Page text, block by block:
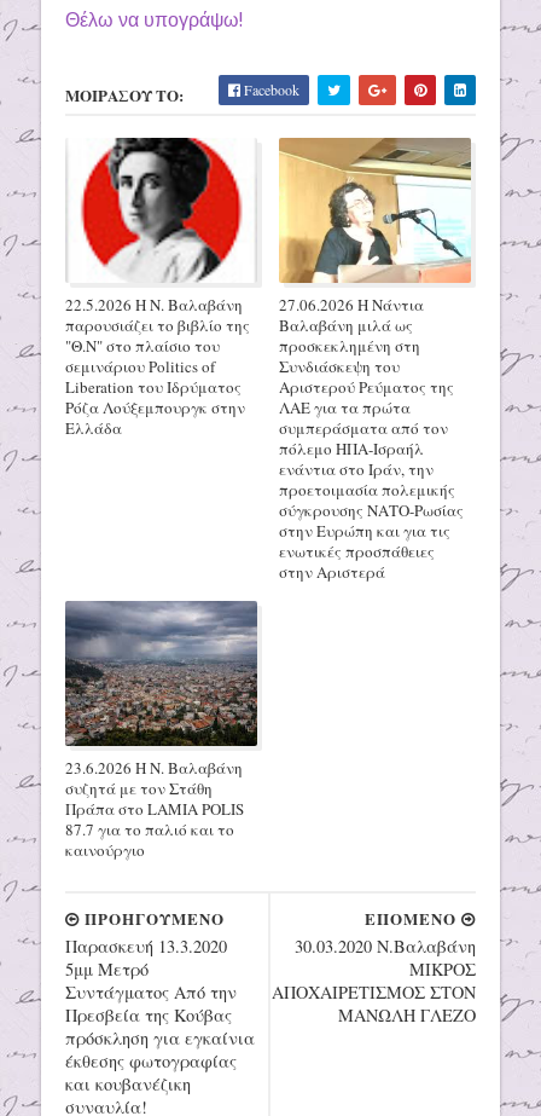
Θέλω να υπογράψω!
ΜΟΙΡΑΣΟΥ ΤΟ: Facebook
22.5.2026 H N. Βαλαβάνη
παρουσιάζει το βιβλίο της
"Θ.Ν" στο πλαίσιο του
σεμινάριου Politics of
Liberation του Ιδρύματος
Ρόζα Λούξεμπουργκ στην
Ελλάδα
27.06.2026 H Νάντια
Βαλαβάνη μιλά ως
προσκεκλημένη στη
Συνδιάσκεψη του
Αριστερού Ρεύματος της
ΛΑΕ για τα πρώτα
συμπεράσματα από τον
πόλεμο ΗΠΑ-Ισραήλ
ενάντια στο Ιράν, την
προετοιμασία πολεμικής
σύγκρουσης ΝΑΤΟ-Ρωσίας
στην Ευρώπη και για τις
ενωτικές προσπάθειες
στην Αριστερά
23.6.2026 Η Ν. Βαλαβάνη
συζητά με τον Στάθη
Πράπα στο LAMIA POLIS
87.7 για το παλιό και το
καινούργιο
ΕΠΟΜΕΝΟ
30.03.2020 Ν.Βαλαβάνη
ΜΙΚΡΟΣ
ΑΠΟΧΑΙΡΕΤΙΣΜΟΣ ΣΤΟΝ
ΜΑΝΩΛΗ ΓΛΕΖΟ
ΠΡΟΗΓΟΥΜΕΝΟ
Παρασκευή 13.3.2020
5μμ Μετρό
Συντάγματος Από την
Πρεσβεία της Κούβας
πρόσκληση για εγκαίνια
έκθεσης φωτογραφίας
και κουβανέζικη
συναυλία!